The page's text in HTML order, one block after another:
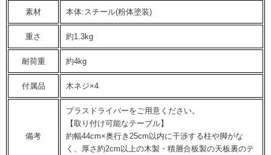
素材 本体:スチール(粉体塗装)
重さ 約1.3kg
耐荷重 約4kg
付属品 木ネジ×4
備考
プラスドライバーをご用意ください。
【取り付け可能なテーブル】
約幅44cm×奥行き25cm以内に干渉する柱や脚がな
く、厚さ約2cm以上の木製・積層合板製の天板裏のテ